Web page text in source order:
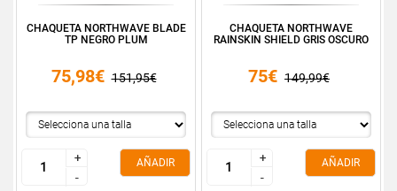
CHAQUETA NORTHWAVE BLADE
TP NEGRO PLUM
75,98€ 151,95€
+
-
+
-
AÑADIR
CHAQUETA NORTHWAVE
RAINSKIN SHIELD GRIS OSCURO
75€ 149,99€
+
-
+
-
AÑADIR